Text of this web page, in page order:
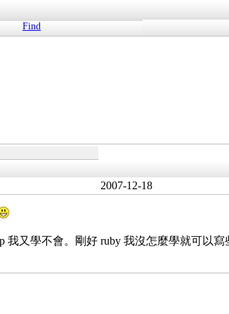
Find
2007-12-18
我又學不會。剛好 ruby 我沒怎麼學就可以